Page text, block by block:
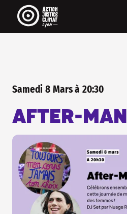
sociaux,
Samedi 8 Mars à 20:30
AFTER-